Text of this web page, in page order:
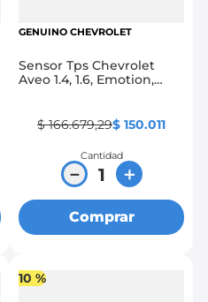
GENUINO CHEVROLET
Sensor Tps Chevrolet
Aveo 1.4, 1.6, Emotion,
$ 166.679,29$ 150.011
Cantidad
＋
－
Comprar
10 %